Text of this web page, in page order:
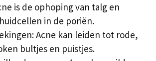
is de ophoping van talg en
in de poriën.
Acne kan leiden tot rode,
bultjes en puistjes.